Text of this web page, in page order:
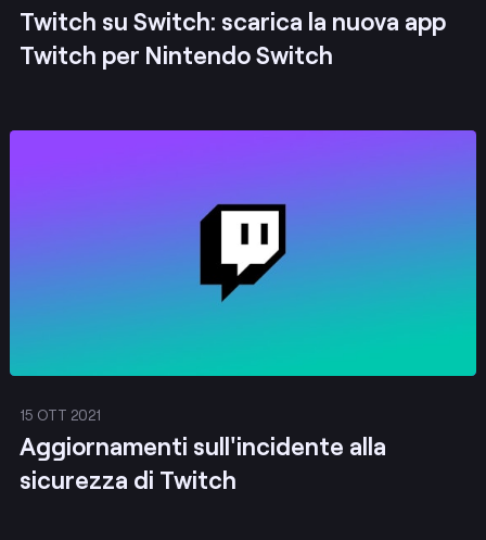
Twitch su Switch: scarica la nuova app
Twitch per Nintendo Switch
15 OTT 2021
Aggiornamenti sull'incidente alla
sicurezza di Twitch